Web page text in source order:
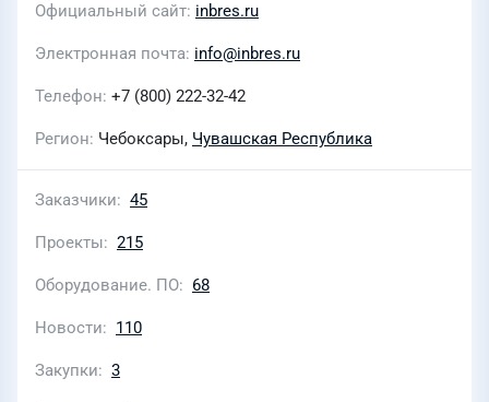
Официальный сайт inbres.ru
Электронная почта info@inbres.ru
Телефон +7 (800) 222-32-42
Регион Чебоксары, Чувашская Республика
Заказчики 45
Проекты 215
Оборудование. ПО 68
Новости 110
Закупки 3